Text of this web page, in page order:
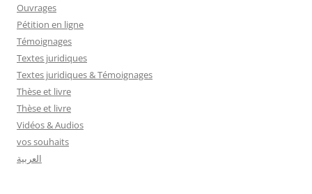
Ouvrages
Pétition en ligne
Témoignages
Textes juridiques
Textes juridiques & Témoignages
Thèse et livre
Thèse et livre
Vidéos & Audios
vos souhaits
العربية